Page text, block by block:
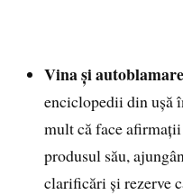
Vina și
enciclopedii din ușă
mult că face
produsul său,
clarificări și rezerve